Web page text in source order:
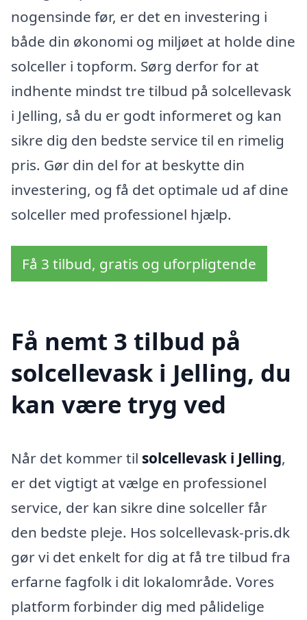
nogensinde før, er det en investering i
både din økonomi og miljøet at holde dine
solceller i topform. Sørg derfor for at
indhente mindst tre tilbud på solcellevask
i Jelling, så du er godt informeret og kan
sikre dig den bedste service til en rimelig
pris. Gør din del for at beskytte din
investering, og få det optimale ud af dine
solceller med professionel hjælp.
Få 3 tilbud, gratis og uforpligtende
Få nemt 3 tilbud på
solcellevask i Jelling, du
kan være tryg ved
Når det kommer til solcellevask i Jelling,
er det vigtigt at vælge en professionel
service, der kan sikre dine solceller får
den bedste pleje. Hos solcellevask-pris.dk
gør vi det enkelt for dig at få tre tilbud fra
erfarne fagfolk i dit lokalområde. Vores
platform forbinder dig med pålidelige